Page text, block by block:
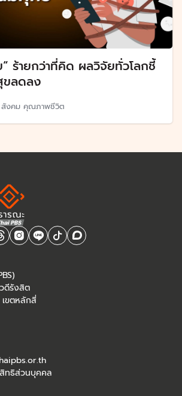
“ ร้ายกว่าที่คิด ผลวิจัยทั่วโลกชี้
ขลดลง
สังคม คุณภาพชีวิต
ดีรังสิต
ขตหลักสี่
ทธิส่วนบุคคล